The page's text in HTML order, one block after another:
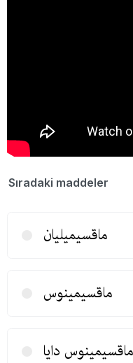
Sıradaki maddeler
ماقسیمیلیان
ماقسیمینوس
ماقسیمینوس دایا